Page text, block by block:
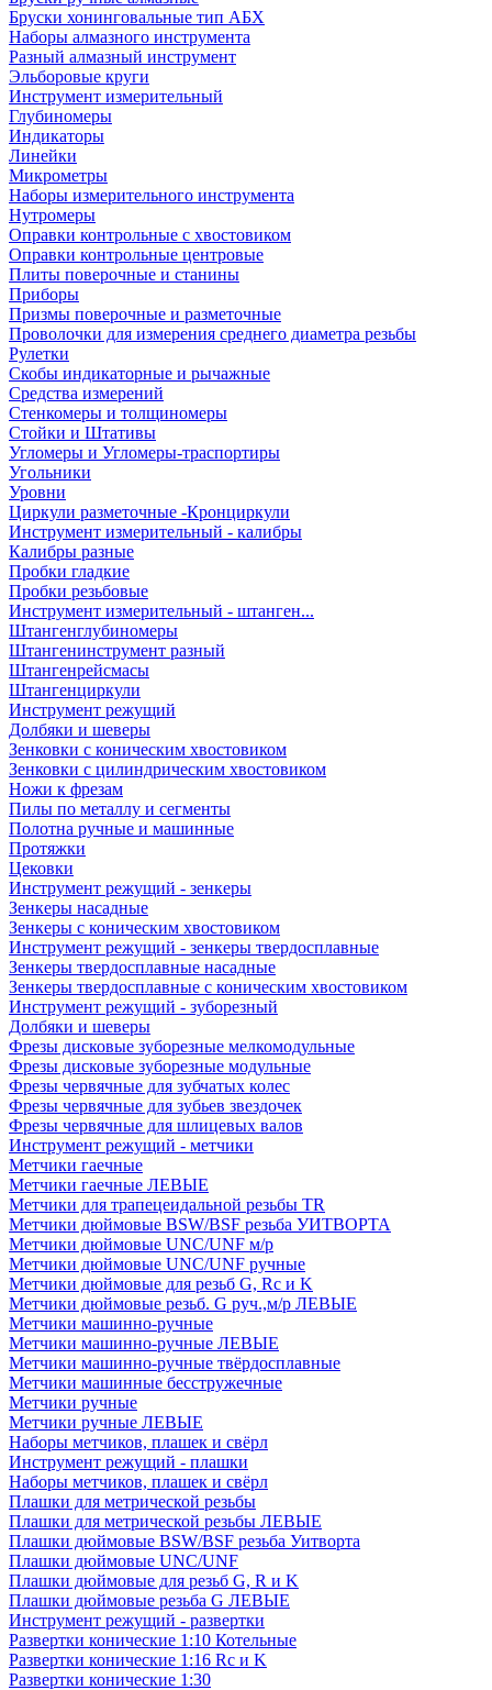
Бруски хонинговальные тип АБХ
Наборы алмазного инструмента
Разный алмазный инструмент
Эльборовые круги
Инструмент измерительный
Глубиномеры
Индикаторы
Линейки
Микрометры
Наборы измерительного инструмента
Нутромеры
Оправки контрольные с хвостовиком
Оправки контрольные центровые
Плиты поверочные и станины
Приборы
Призмы поверочные и разметочные
Проволочки для измерения среднего диаметра резьбы
Рулетки
Скобы индикаторные и рычажные
Средства измерений
Стенкомеры и толщиномеры
Стойки и Штативы
Угломеры и Угломеры-траспортиры
Угольники
Уровни
Циркули разметочные -Кронциркули
Инструмент измерительный - калибры
Калибры разные
Пробки гладкие
Пробки резьбовые
Инструмент измерительный - штанген...
Штангенглубиномеры
Штангенинструмент разный
Штангенрейсмасы
Штангенциркули
Инструмент режущий
Долбяки и шеверы
Зенковки с коническим хвостовиком
Зенковки с цилиндрическим хвостовиком
Ножи к фрезам
Пилы по металлу и сегменты
Полотна ручные и машинные
Протяжки
Цековки
Инструмент режущий - зенкеры
Зенкеры насадные
Зенкеры с коническим хвостовиком
Инструмент режущий - зенкеры твердосплавные
Зенкеры твердосплавные насадные
Зенкеры твердосплавные с коническим хвостовиком
Инструмент режущий - зуборезный
Долбяки и шеверы
Фрезы дисковые зуборезные мелкомодульные
Фрезы дисковые зуборезные модульные
Фрезы червячные для зубчатых колес
Фрезы червячные для зубьев звездочек
Фрезы червячные для шлицевых валов
Инструмент режущий - метчики
Метчики гаечные
Метчики гаечные ЛЕВЫЕ
Метчики для трапецеидальной резьбы TR
Метчики дюймовые BSW/BSF резьба УИТВОРТА
Метчики дюймовые UNC/UNF м/р
Метчики дюймовые UNC/UNF ручные
Метчики дюймовые для резьб G, Rc и K
Метчики дюймовые резьб. G руч.,м/р ЛЕВЫЕ
Метчики машинно-ручные
Метчики машинно-ручные ЛЕВЫЕ
Метчики машинно-ручные твёрдосплавные
Метчики машинные бесстружечные
Метчики ручные
Метчики ручные ЛЕВЫЕ
Наборы метчиков, плашек и свёрл
Инструмент режущий - плашки
Наборы метчиков, плашек и свёрл
Плашки для метрической резьбы
Плашки для метрической резьбы ЛЕВЫЕ
Плашки дюймовые BSW/BSF резьба Уитворта
Плашки дюймовые UNC/UNF
Плашки дюймовые для резьб G, R и K
Плашки дюймовые резьба G ЛЕВЫЕ
Инструмент режущий - развертки
Развертки конические 1:10 Котельные
Развертки конические 1:16 Rc и K
Развертки конические 1:30